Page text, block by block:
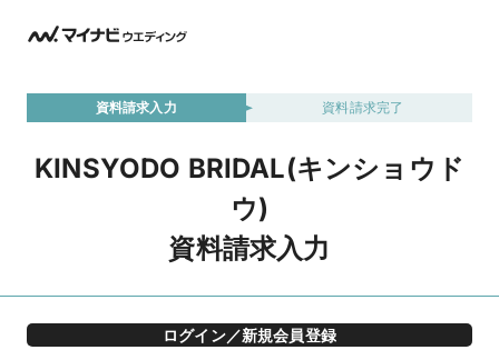
資料請求入力 資料請求完了
KINSYODO BRIDAL(キンショウド
ウ)
資料請求入力
ログイン／新規会員登録